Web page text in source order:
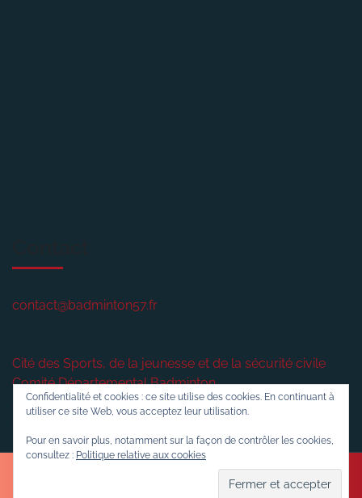
contact@badminton57.fr
Cité des Sports, de la jeunesse et de la sécurité civile
Comité Départemental Badminton
2 rue plénière
Confidentialité et cookies : ce site utilise des cookies. En continuant à
utiliser ce site Web, vous acceptez leur utilisation.
Pour en savoir plus, notamment sur la façon de contrôler les cookies,
consultez : Politique relative aux cookies